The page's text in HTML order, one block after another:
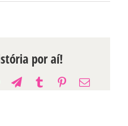
por aí!
Telegram
TumblrPinterest
E-